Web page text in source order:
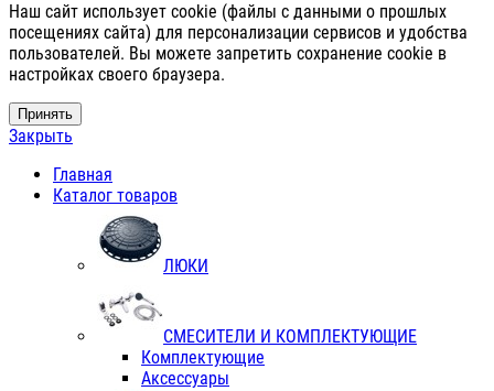
Наш сайт использует cookie (файлы с данными о прошлых
посещениях сайта) для персонализации сервисов и удобства
пользователей. Вы можете запретить сохранение cookie в
настройках своего браузера.
Принять
Закрыть
Главная
Каталог товаров
ЛЮКИ
СМЕСИТЕЛИ И КОМПЛЕКТУЮЩИЕ
Комплектующие
Аксессуары